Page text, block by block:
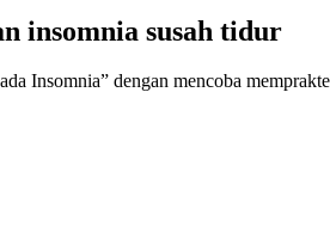
insomnia susah tidur
Insomnia” dengan mencoba